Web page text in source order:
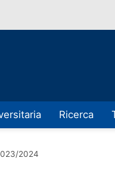
Ricerca
2024